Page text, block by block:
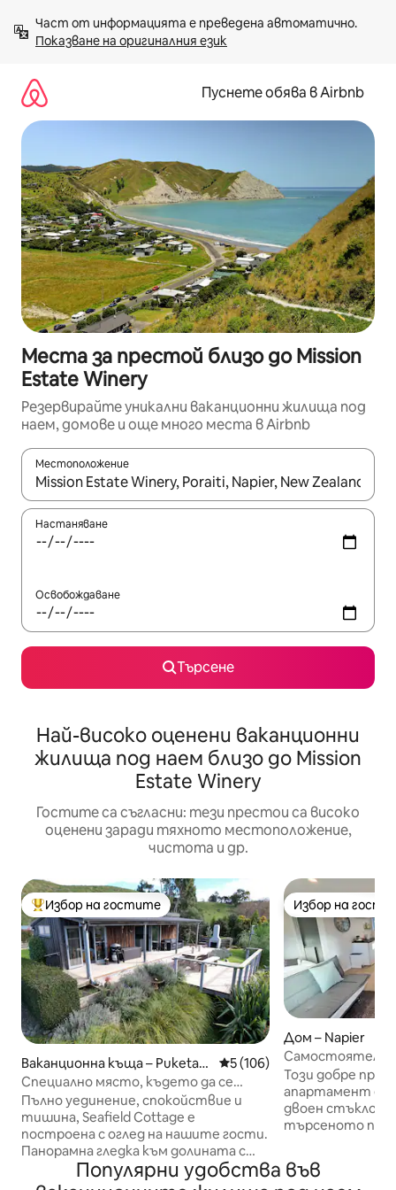
към
съдържанието
Показване на оригиналния език
Пуснете обява в Airbnb
Места за престой близо до Mission
Estate Winery
Резервирайте уникални ваканционни жилища под
наем, домове и още много места в Airbnb
Местоположение
Когато резултатите се покажат, използвайте
Настаняване
Освобождаване
Търсене
Най-високо оценени ваканционни
жилища под наем близо до Mission
Estate Winery
Гостите са съгласни: тези престои са високо
оценени заради тяхното местоположение,
чистота и др.
Най-популярен избор на гостите
Избор на гостите
Ваканционна къща – Puketap
u
Средна оценка: 5 от 5,
5 (106)
Специално място, където да се
презаредите и да се свържете
отново.
Пълно уединение, спокойствие и
тишина, Seafield Cottage е
построена с оглед на нашите гости.
Панорамна гледка към долината с
изглед към морето. Живописни
градини, които да разгледате.
Избор на
Избор на
Дом – Napier
студио близо
Този добре
апартамент е
двоен
търсеното
увеличи
на
Популярни удобства във